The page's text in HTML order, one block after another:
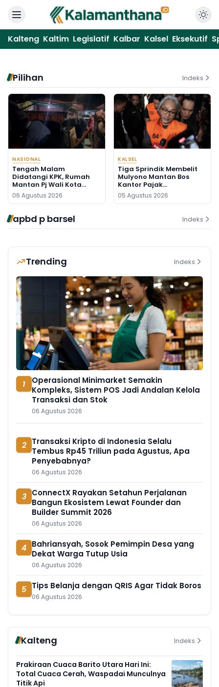
Kalteng Kaltim Legislatif Kalbar Kalsel Eksekutif
Pilihan Indeks
NASIONAL
Tengah Malam
Didatangi KPK, Rumah
Mantan Pj Wali Kota
Digeledah, Empat Koper
Dibawa
06 Agustus 2026
KALSEL
Tiga Sprindik Membelit
Mulyono Mantan Bos
Kantor Pajak
Banjarmasin
05 Agustus 2026
apbd p barsel Indeks
Trending Indeks
1
Operasional Minimarket Semakin
Kompleks, Sistem POS Jadi Andalan Kelola
Transaksi dan Stok
06 Agustus 2026
2 Transaksi Kripto di Indonesia Selalu
Tembus Rp45 Triliun pada Agustus, Apa
Penyebabnya?
06 Agustus 2026
3 ConnectX Rayakan Setahun Perjalanan
Bangun Ekosistem Lewat Founder dan
Builder Summit 2026
06 Agustus 2026
4 Bahriansyah, Sosok Pemimpin Desa yang
Dekat Warga Tutup Usia
06 Agustus 2026
5 Tips Belanja dengan QRIS Agar Tidak Boros
06 Agustus 2026
Kalteng Indeks
Prakiraan Cuaca Barito Utara Hari Ini:
Total Cuaca Cerah, Waspadai Munculnya
Titik Api